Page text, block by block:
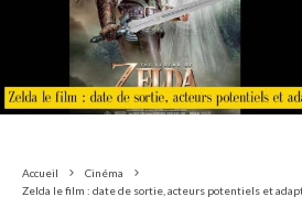
Accueil
Cinéma
Zelda le film : date de sortie, acteurs potentiels et